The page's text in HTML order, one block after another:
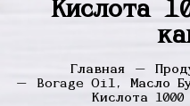
Кислота
Главная
Borage Oil, Масло
Кислота